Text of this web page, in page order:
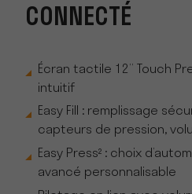
CONNECTÉ
Écran tactile 12’’ Touch
intuitif
Easy Fill : remplissage
capteurs de pression,
Easy Press² : choix
avancé personnalisable